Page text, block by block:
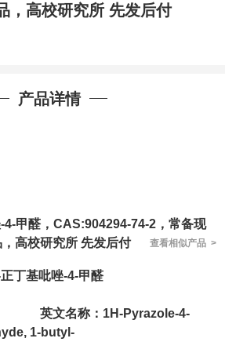
，高校研究所 先发后付
产品详情
4-甲醛，CAS:904294-74-2，常备现
高校研究所 先发后付
查看相似产品 >
：1-正丁基吡唑-4-甲醛
：1H-Pyrazole-4-
1-butyl-